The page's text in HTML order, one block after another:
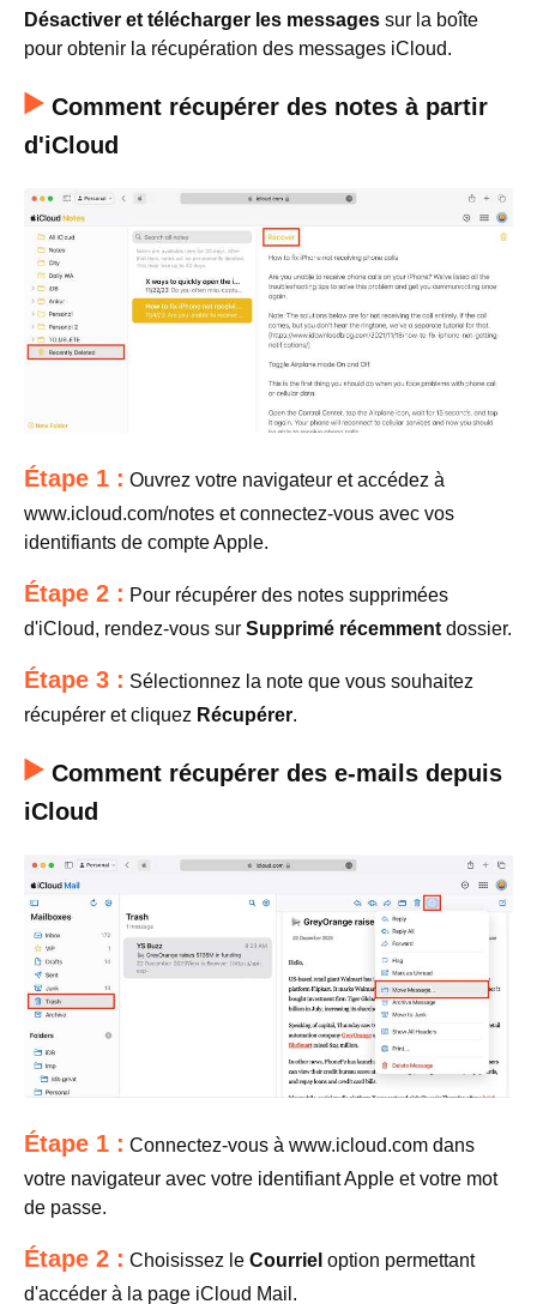
Désactiver et télécharger les messages sur la boîte
pour obtenir la récupération des messages iCloud.
Comment récupérer des notes à partir
d'iCloud
Étape 1 : Ouvrez votre navigateur et accédez à
www.icloud.com/notes et connectez-vous avec vos
identifiants de compte Apple.
Étape 2 : Pour récupérer des notes supprimées
d'iCloud, rendez-vous sur Supprimé récemment dossier.
Étape 3 : Sélectionnez la note que vous souhaitez
récupérer et cliquez Récupérer.
Comment récupérer des e-mails depuis
iCloud
Étape 1 : Connectez-vous à www.icloud.com dans
votre navigateur avec votre identifiant Apple et votre mot
de passe.
Étape 2 : Choisissez le Courriel option permettant
d'accéder à la page iCloud Mail.